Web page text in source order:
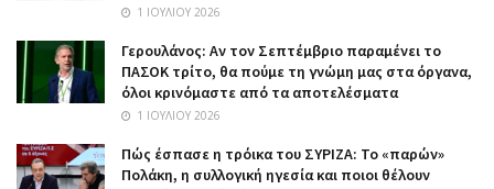
1 ΙΟΥΛΊΟΥ 2026
Γερουλάνος: Αν τον Σεπτέμβριο παραμένει το
ΠΑΣΟΚ τρίτο, θα πούμε τη γνώμη μας στα όργανα,
όλοι κρινόμαστε από τα αποτελέσματα
1 ΙΟΥΛΊΟΥ 2026
Πώς έσπασε η τρόικα του ΣΥΡΙΖΑ: Το «παρών»
Πολάκη, η συλλογική ηγεσία και ποιοι θέλουν